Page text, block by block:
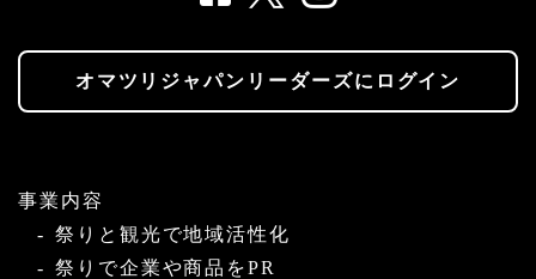
オマツリジャパンリーダーズにログイン
事業内容
祭りと観光で地域活性化
祭りで企業や商品をPR